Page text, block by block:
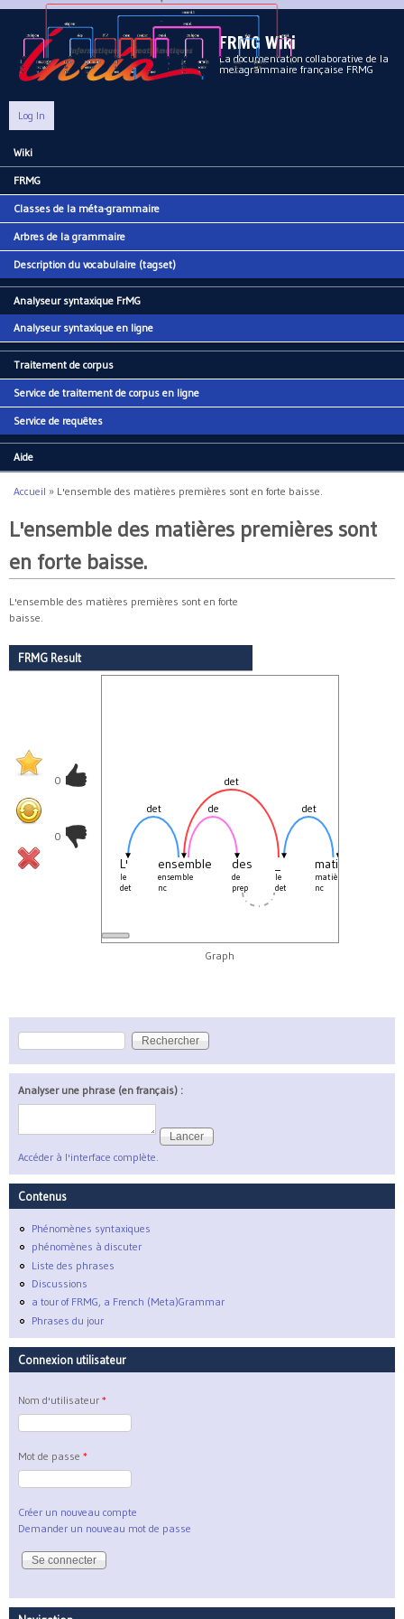
Aller au contenu principal
FRMG Wiki
La documentation collaborative de la
metagrammaire française FRMG
Log In
Main menu
Wiki
FRMG
Classes de la méta-grammaire
Arbres de la grammaire
Description du vocabulaire (tagset)
Analyseur syntaxique FrMG
Analyseur syntaxique en ligne
Traitement de corpus
Service de traitement de corpus en ligne
Service de requêtes
Aide
Vous êtes ici
Accueil » L'ensemble des matières premières sont en forte baisse.
L'ensemble des matières premières sont
en forte baisse.
L'ensemble des matières premières sont en forte
baisse.
FRMG Result
0
0
L'
le
det
ensemble
ensemble
nc
des
de
prep
le
det
matières
matière
nc
de
det
det
det
Graph
Formulaire de recherche
Rechercher
Analyser une phrase (en français) :
Accéder à l'interface complète.
Contenus
Phénomènes syntaxiques
phénomènes à discuter
Liste des phrases
Discussions
a tour of FRMG, a French (Meta)Grammar
Phrases du jour
Connexion utilisateur
Nom d'utilisateur *
Mot de passe *
Créer un nouveau compte
Demander un nouveau mot de passe